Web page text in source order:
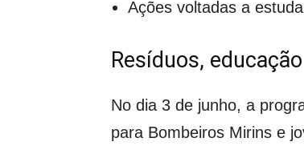
Ações voltadas a
Resíduos,
No dia 3 de junho, a
para Bombeiros Mirins e